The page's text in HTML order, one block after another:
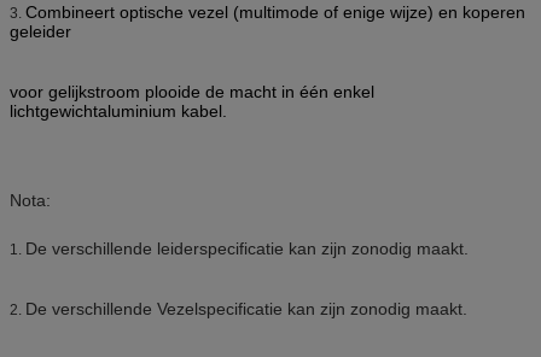
3. Combineert optische vezel (multimode of enige wijze) en koperen
geleider
voor gelijkstroom plooide de macht in één enkel
lichtgewichtaluminium kabel.
Nota:
1. De verschillende leiderspecificatie kan zijn zonodig maakt.
2. De verschillende Vezelspecificatie kan zijn zonodig maakt.